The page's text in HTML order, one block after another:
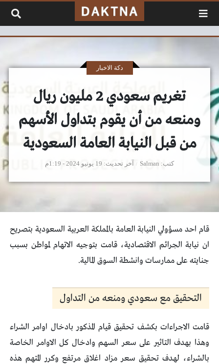
تغريم سعودي 2 مليون ريال
ومنعه من أن يقوم بتداول الأسهم
من قبل النيابة العامة السعودية
كتب Salman
دكة الاخبار
آخر تحديث 19 يونيو 2024 - 1:19م
قام احد مسؤولي النيابة العامة بالمملكة العربية السعودية بتصريح
ان نيابة الجرائم الاقتصادية، قامت بتوجيه الاتهام لمواطن بسبب
جنايته على ممارسات وانشطة السوق المالية.
التحقيق مع سعودي ومنعه من التداول
قامت الاجراءات بكشف تحقيق قيام المذكور بادخال اوامر الشراء
وهذا بهدف التاثير على سعر السهم وادخال كل الاوامر الخاصة
بالشراء، لهدف تحقيق سعر مزاد اغلاق مرتفع وكرر المتهم هذه